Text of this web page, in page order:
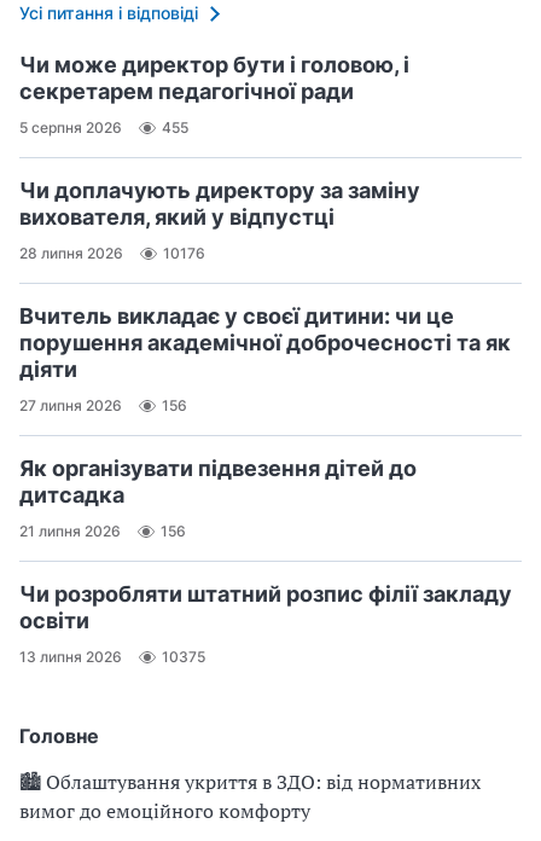
Головне
🏙 Облаштування укриття в ЗДО: від нормативних
вимог до емоційного комфорту
Усі питання і відповіді
Чи може директор бути і головою, і
секретарем педагогічної ради
5 серпня 2026 455
Чи доплачують директору за заміну
вихователя, який у відпустці
28 липня 2026 10176
Вчитель викладає у своєї дитини: чи це
порушення академічної доброчесності та як
діяти
27 липня 2026 156
Як організувати підвезення дітей до
дитсадка
21 липня 2026 156
Чи розробляти штатний розпис філії закладу
освіти
13 липня 2026 10375